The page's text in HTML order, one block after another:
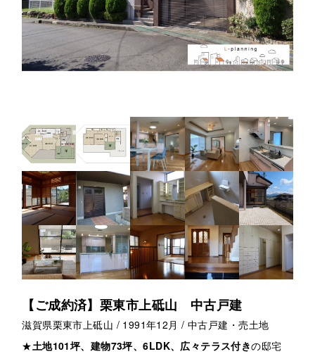
【ご成約済】栗東市上砥山 中古戸建
滋賀県栗東市上砥山 / 1991年12月 / 中古戸建・売土地
★土地101坪、建物73坪、6LDK、広々テラス付きの邸宅